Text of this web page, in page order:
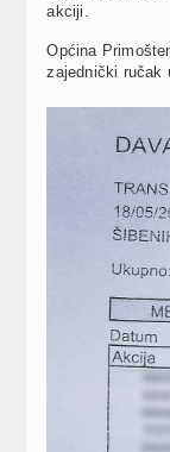
akciji.
Općina
zajednički ručak